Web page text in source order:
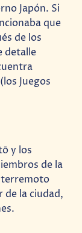
Japón. Si
que
de los
detalle
Juegos
y los
de la
terremoto
de la ciudad,